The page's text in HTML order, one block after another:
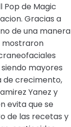
Pop de Magic
Gracias a
de una manera
mostraron
mayores
de crecimento,
Yanez y
evita que se
de las recetas y